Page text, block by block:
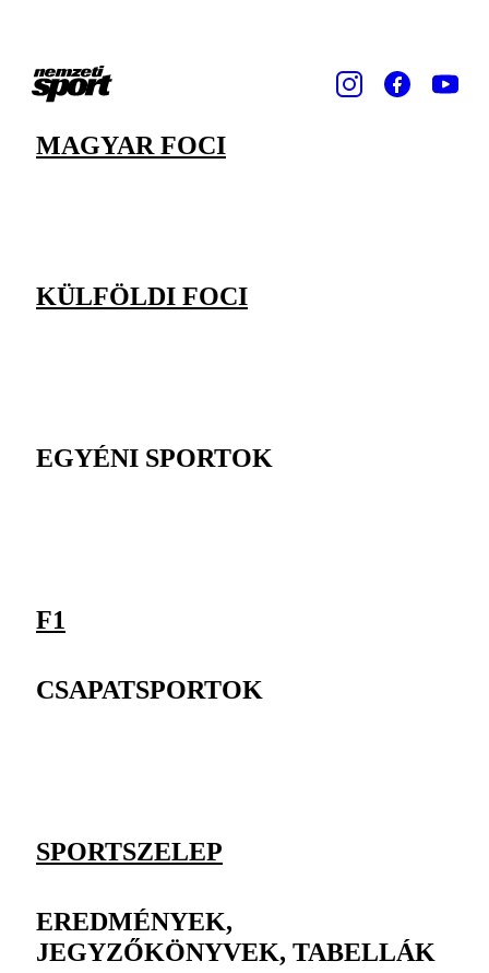
MAGYAR FOCI
KÜLFÖLDI FOCI
EGYÉNI SPORTOK
F1
CSAPATSPORTOK
SPORTSZELEP
EREDMÉNYEK,
JEGYZŐKÖNYVEK, TABELLÁK